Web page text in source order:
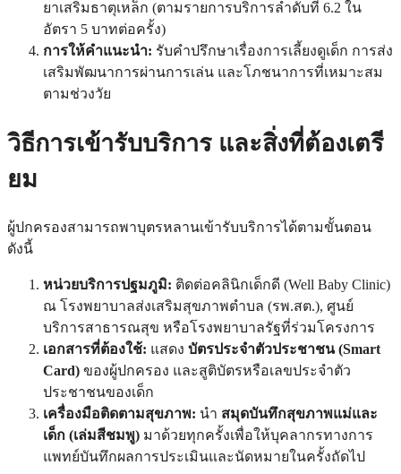
ยาเสริมธาตุเหล็ก (ตามรายการบริการลำดับที่ 6.2 ใน
อัตรา 5 บาทต่อครั้ง)
การให้คำแนะนำ: รับคำปรึกษาเรื่องการเลี้ยงดูเด็ก การส่ง
เสริมพัฒนาการผ่านการเล่น และโภชนาการที่เหมาะสม
ตามช่วงวัย
วิธีการเข้ารับบริการ และสิ่งที่ต้องเตรี
ยม
ผู้ปกครองสามารถพาบุตรหลานเข้ารับบริการได้ตามขั้นตอน
ดังนี้
หน่วยบริการปฐมภูมิ: ติดต่อคลินิกเด็กดี (Well Baby Clinic)
ณ โรงพยาบาลส่งเสริมสุขภาพตำบล (รพ.สต.), ศูนย์
บริการสาธารณสุข หรือโรงพยาบาลรัฐที่ร่วมโครงการ
เอกสารที่ต้องใช้: แสดง บัตรประจำตัวประชาชน (Smart
Card) ของผู้ปกครอง และสูติบัตรหรือเลขประจำตัว
ประชาชนของเด็ก
เครื่องมือติดตามสุขภาพ: นำ สมุดบันทึกสุขภาพแม่และ
เด็ก (เล่มสีชมพู) มาด้วยทุกครั้งเพื่อให้บุคลากรทางการ
แพทย์บันทึกผลการประเมินและนัดหมายในครั้งถัดไป